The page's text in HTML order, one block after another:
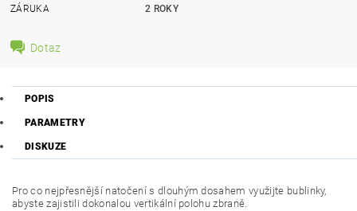
ZÁRUKA
2 ROKY
Dotaz
POPIS
PARAMETRY
DISKUZE
Pro co nejpřesnější natočení s dlouhým dosahem využijte bublinky,
abyste zajistili dokonalou vertikální polohu zbraně.